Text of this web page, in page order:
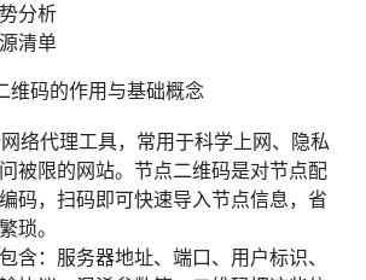
分析
清单
维码的作用与基础概念
络代理工具，常用于科学上网、隐私
被限的网站。节点二维码是对节点配
码，扫码即可快速导入节点信息，省
琐。
含：服务器地址、端口、用户标识、